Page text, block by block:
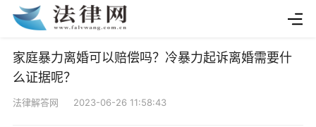
家庭暴力离婚可以赔偿吗？冷暴力起诉离婚需要什
么证据呢？
法律解答网 2023-06-26 11:58:43